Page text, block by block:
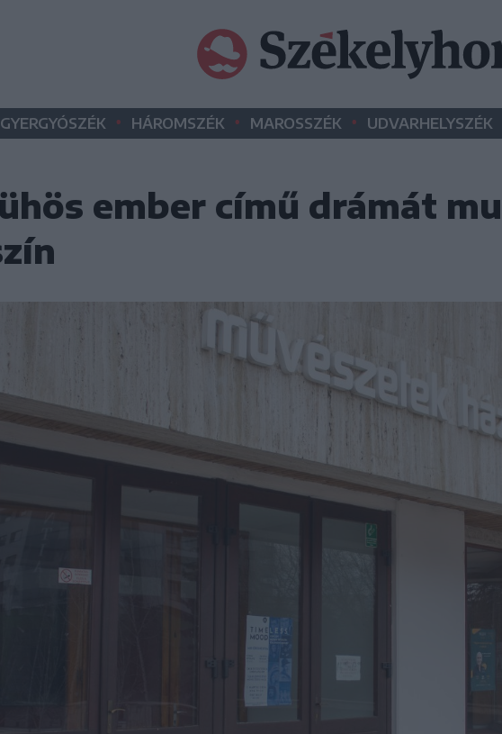
GYERGYÓSZÉK • HÁROMSZÉK • MAROSSZÉK • UDVARHELYSZÉK
ember című drámát